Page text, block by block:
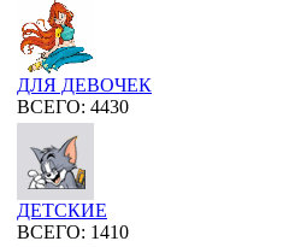
ДЛЯ ДЕВОЧЕК
ВСЕГО: 4430
ДЕТСКИЕ
ВСЕГО: 1410